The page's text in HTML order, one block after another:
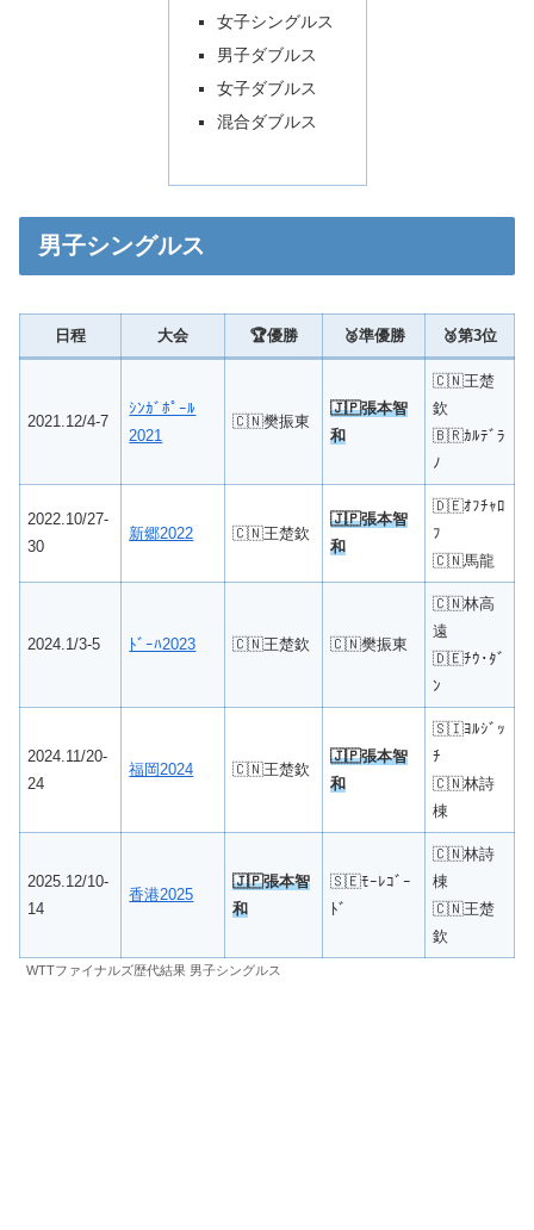
女子シングルス
男子ダブルス
女子ダブルス
混合ダブルス
男子シングルス
日程 大会 🏆優勝 🥈準優勝 🥉第3位
2021.12/4-7
ｼﾝｶﾞﾎﾟｰﾙ
2021
🇨🇳樊振東
🇯🇵張本智
和
🇨🇳王楚
欽
🇧🇷ｶﾙﾃﾞﾗ
ﾉ
2022.10/27-
30
新郷2022 🇨🇳王楚欽
🇯🇵張本智
和
🇩🇪ｵﾌﾁｬﾛ
ﾌ
🇨🇳馬龍
2024.1/3-5 ﾄﾞｰﾊ2023 🇨🇳王楚欽 🇨🇳樊振東
🇨🇳林高
遠
🇩🇪ﾁｳ･ﾀﾞ
ﾝ
2024.11/20-
24
福岡2024 🇨🇳王楚欽
🇯🇵張本智
和
🇸🇮ﾖﾙｼﾞｯ
ﾁ
🇨🇳林詩
棟
2025.12/10-
14
香港2025
🇯🇵張本智
和
🇸🇪ﾓｰﾚｺﾞｰ
ﾄﾞ
🇨🇳林詩
棟
🇨🇳王楚
欽
WTTファイナルズ歴代結果 男子シングルス